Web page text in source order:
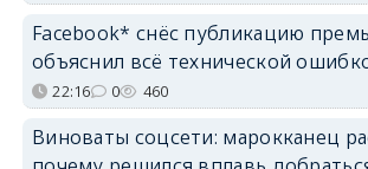
Facebook* снёс публикацию
объяснил всё технической
22:16 0 460
Виноваты соцсети: марокканец